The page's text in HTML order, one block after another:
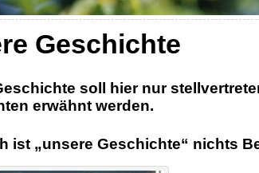
Geschichte
soll hier nur
erwähnt werden.
ist „unsere Geschichte“ nichts